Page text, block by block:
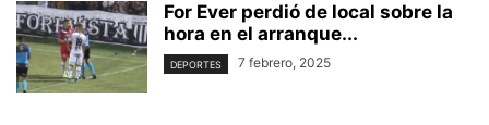
For Ever perdió de local sobre la
hora en el arranque...
DEPORTES 7 febrero, 2025